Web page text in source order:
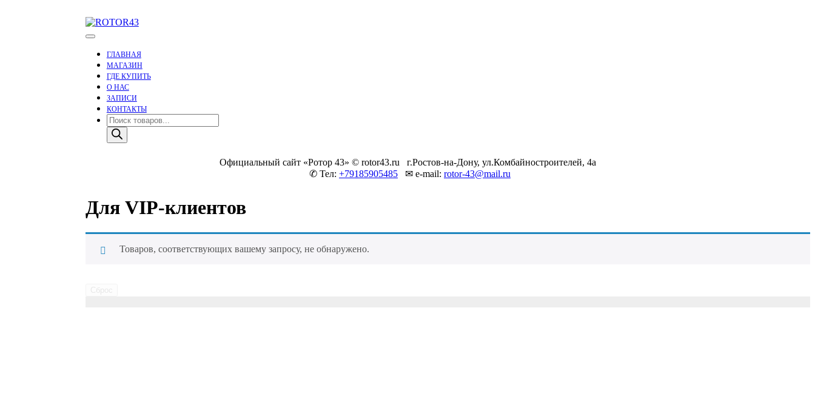
ROTOR43
Тюнинг оружия
ГЛАВНАЯ
МАГАЗИН
ГДЕ КУПИТЬ
О НАС
ЗАПИСИ
КОНТАКТЫ
Поиск
товаров
Официальный сайт «Ротор 43» © rotor43.ru
г.Ростов-на-Дону, ул.Комбайностроителей, 4а
✆ Тел: +79185905485 ✉ e-mail: rotor-43@mail.ru
Для VIP-клиентов
Товаров, соответствующих вашему запросу, не обнаружено.